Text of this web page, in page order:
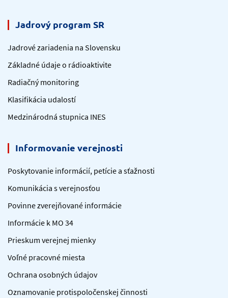
Jadrový program SR
Jadrové zariadenia na Slovensku
Základné údaje o rádioaktivite
Radiačný monitoring
Klasifikácia udalostí
Medzinárodná stupnica INES
Informovanie verejnosti
Poskytovanie informácií, petície a sťažnosti
Komunikácia s verejnosťou
Povinne zverejňované informácie
Informácie k MO 34
Prieskum verejnej mienky
Voľné pracovné miesta
Ochrana osobných údajov
Oznamovanie protispoločenskej činnosti